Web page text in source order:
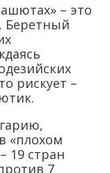
– это
Беретный
рискует –
«плохом
19 стран
7